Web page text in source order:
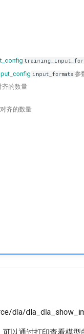
input_formats 参
齐的数量
齐的数量
dla/